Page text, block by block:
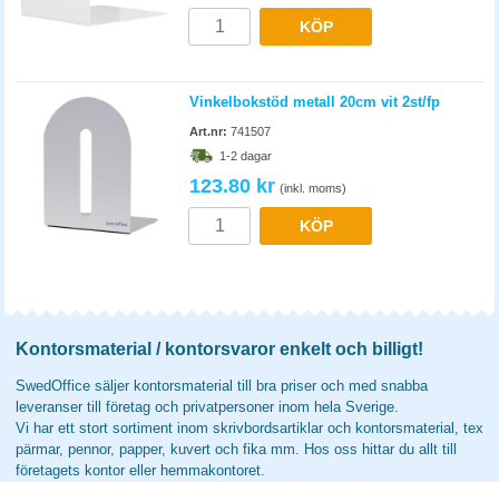
KÖP
Vinkelbokstöd metall 20cm vit 2st/fp
Art.nr: 741507
1-2 dagar
123.80 kr (inkl. moms)
KÖP
Kontorsmaterial / kontorsvaror enkelt och billigt!
SwedOffice säljer kontorsmaterial till bra priser och med snabba
leveranser till företag och privatpersoner inom hela Sverige.
Vi har ett stort sortiment inom skrivbordsartiklar och kontorsmaterial, tex
pärmar, pennor, papper, kuvert och fika mm. Hos oss hittar du allt till
företagets kontor eller hemmakontoret.